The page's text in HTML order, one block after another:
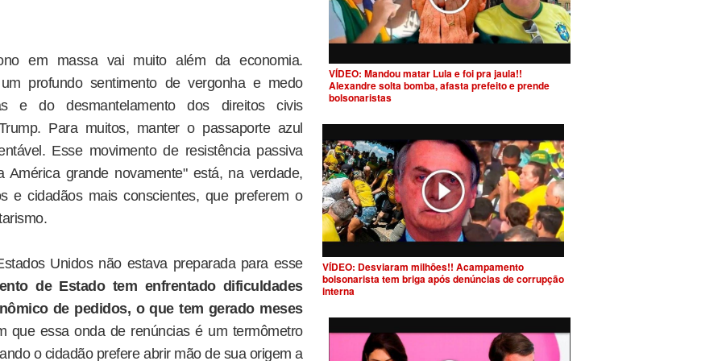
em massa vai muito além da economia.
profundo sentimento de vergonha e medo
e do desmantelamento dos direitos civis
Para muitos, manter o passaporte azul
Esse movimento de resistência passiva
grande novamente" está, na verdade,
e cidadãos mais conscientes, que preferem o
Unidos não estava preparada para esse
de Estado tem enfrentado dificuldades
de pedidos, o que tem gerado meses
que essa onda de renúncias é um termômetro
o cidadão prefere abrir mão de sua origem a
VÍDEO: Mandou matar Lula e foi pra jaula!!
Alexandre solta bomba, afasta prefeito e prende
bolsonaristas
VÍDEO: Desviaram milhões!! Acampamento
bolsonarista tem briga após denúncias de corrupção
interna